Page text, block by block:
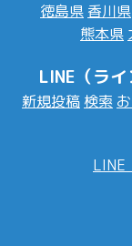
徳島県 香川県
熊本県
LINE（ラ
新規投稿 検索
LINE